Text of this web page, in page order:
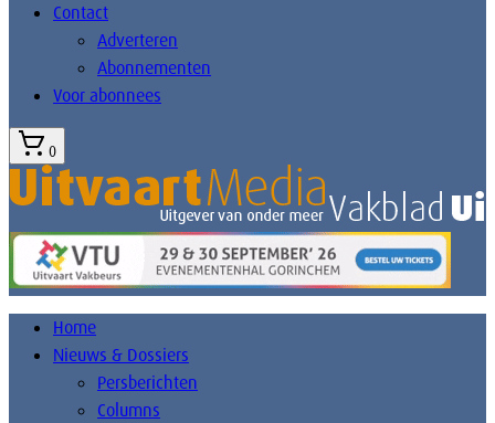
Contact
Adverteren
Abonnementen
Voor abonnees
0
Home
Nieuws & Dossiers
Persberichten
Columns